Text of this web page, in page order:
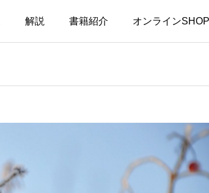
解説 書籍紹介 オンラインSHOP